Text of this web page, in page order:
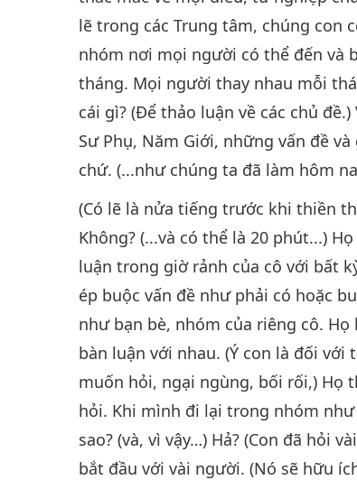
lẽ trong các Trung tâm, chúng con
nhóm nơi mọi người có thể đến và
tháng. Mọi người thay nhau mỗi
cái gì? (Để thảo luận về các chủ
Sư Phụ, Năm Giới, những vấn đề
chứ. (...như chúng ta đã làm hôm
(Có lẽ là nửa tiếng trước khi thiền
Không? (...và có thể là 20 phút...)
luận trong giờ rảnh của cô với bất
ép buộc vấn đề như phải có hoặc
như bạn bè, nhóm của riêng cô.
bàn luận với nhau. (Ý con là đối
muốn hỏi, ngại ngùng, bối rối,) Họ
hỏi. Khi mình đi lại trong nhóm
sao? (và, vì vậy…) Hả? (Con đã hỏi
bắt đầu với vài người. (Nó sẽ hữu